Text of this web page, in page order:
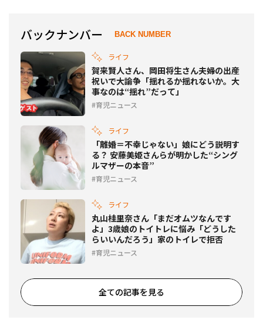
バックナンバー BACK NUMBER
ライフ
賀来賢人さん、岡田将生さん夫婦の出産
祝いで大論争「揺れるか揺れないか。大
事なのは“揺れ”だって」
育児ニュース
ライフ
「離婚＝不幸じゃない」娘にどう説明す
る？ 安藤美姫さんらが明かした“シング
ルマザーの本音”
育児ニュース
ライフ
丸山桂里奈さん「まだオムツなんです
よ」3歳娘のトイトレに悩み「どうした
らいいんだろう」家のトイレで拒否
育児ニュース
全ての記事を見る